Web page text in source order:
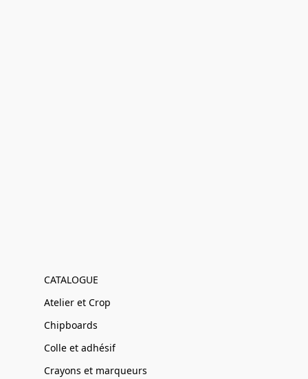
CATALOGUE
Atelier et Crop
Chipboards
Colle et adhésif
Crayons et marqueurs